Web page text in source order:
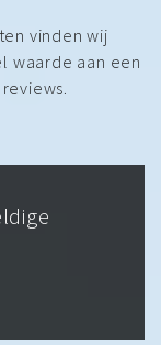
vinden wij
waarde aan een